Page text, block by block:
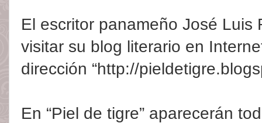
El escritor panameño José
visitar su blog literario en
dirección “http://
En “Piel de tigre” aparecerán